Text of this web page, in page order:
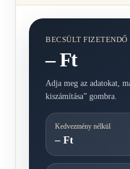
BECSÜLT
– Ft
Adja meg az adatokat,
kiszámítása” gombra.
Kedvezmény nélkül
– Ft